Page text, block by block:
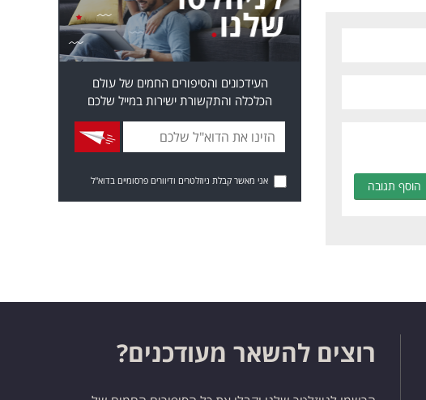
הוסף תגובה
העידכונים והסיפורים החמים של עולם
הכלכלה והתקשורת ישירות במייל שלכם
אני מאשר קבלת ניוזלטרים ודיוורים פרסומיים בדוא"ל
רוצים להשאר מעודכנים?